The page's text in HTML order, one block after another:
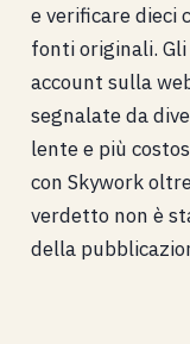
e verificare dieci
fonti originali.
account sulla
segnalate da
lente e più
con Skywork
verdetto non è
della